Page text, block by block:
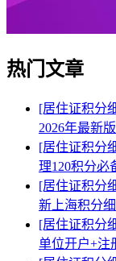
热门文章
[居住证积分
2026年最新版
[居住证积分
理120积分必
[居住证积分
新上海积分
[居住证积分
单位开户+注